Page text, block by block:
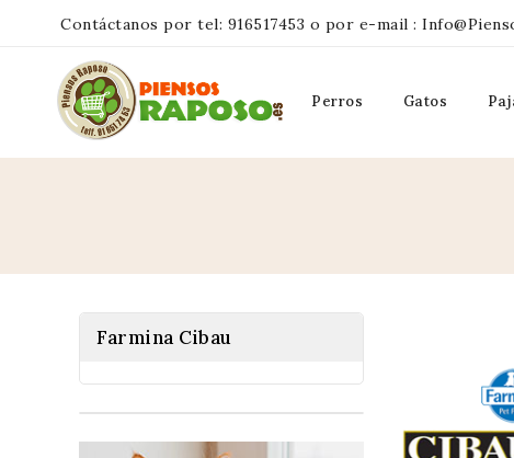
Contáctanos por tel: 916517453 o por e-mail :
Perros Gatos
Farmina Cibau